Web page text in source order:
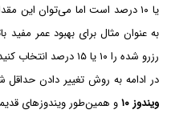
یا ۱۰ درصد است اما می‌توان این
به عنوان مثال برای بهبود عمر
رزرو شده را ۱۰ یا ۱۵ درصد انتخاب کنید.
در ادامه به روش تغییر دادن
ویندوز ۱۰
و همین‌طور ویندوزهای